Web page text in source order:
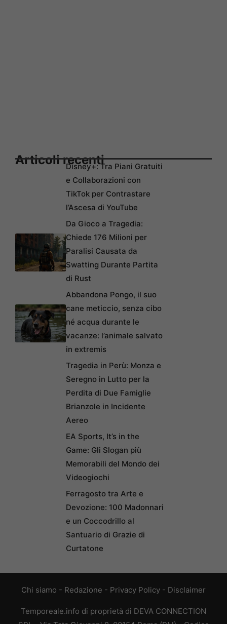
Articoli recentiDisney+: Tra Piani Gratuiti
e Collaborazioni con
TikTok per Contrastare
l’Ascesa di YouTube
Da Gioco a Tragedia:
Chiede 176 Milioni per
Paralisi Causata da
Swatting Durante Partita
di Rust
Abbandona Pongo, il suo
cane meticcio, senza cibo
né acqua durante le
vacanze: l’animale salvato
in extremis
Tragedia in Perù: Monza e
Seregno in Lutto per la
Perdita di Due Famiglie
Brianzole in Incidente
Aereo
EA Sports, It’s in the
Game: Gli Slogan più
Memorabili del Mondo dei
Videogiochi
Ferragosto tra Arte e
Devozione: 100 Madonnari
e un Coccodrillo al
Santuario di Grazie di
Curtatone
Chi siamo - Redazione - Privacy Policy - Disclaimer
Temporeale.info di proprietà di DEVA CONNECTION